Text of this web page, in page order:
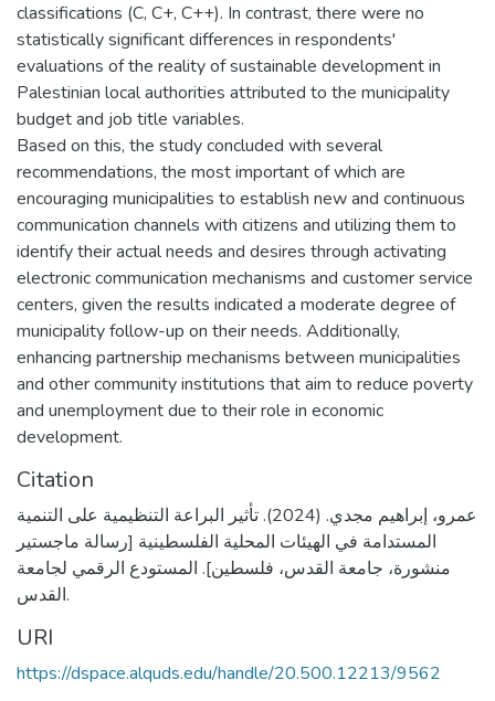
classifications (C, C+, C++). In contrast, there were no
statistically significant differences in respondents'
evaluations of the reality of sustainable development in
Palestinian local authorities attributed to the municipality
budget and job title variables.
Based on this, the study concluded with several
recommendations, the most important of which are
encouraging municipalities to establish new and continuous
communication channels with citizens and utilizing them to
identify their actual needs and desires through activating
electronic communication mechanisms and customer service
centers, given the results indicated a moderate degree of
municipality follow-up on their needs. Additionally,
enhancing partnership mechanisms between municipalities
and other community institutions that aim to reduce poverty
and unemployment due to their role in economic
development.
Citation
عمرو، إبراهيم مجدي. (2024). تأثير البراعة التنظيمية على التنمية
المستدامة في الهيئات المحلية الفلسطينية [رسالة ماجستير
منشورة، جامعة القدس، فلسطين]. المستودع الرقمي لجامعة
القدس.
URI
https://dspace.alquds.edu/handle/20.500.12213/9562